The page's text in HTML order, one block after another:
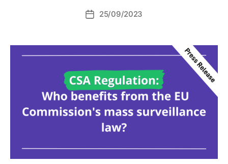
Data25/09/2023